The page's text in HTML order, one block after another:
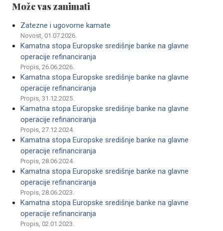
Može vas zanimati
Zatezne i ugovorne kamate
Novost, 01.07.2026.
Kamatna stopa Europske središnje banke na glavne
operacije refinanciranja
Propis, 26.06.2026.
Kamatna stopa Europske središnje banke na glavne
operacije refinanciranja
Propis, 31.12.2025.
Kamatna stopa Europske središnje banke na glavne
operacije refinanciranja
Propis, 27.12.2024.
Kamatna stopa Europske središnje banke na glavne
operacije refinanciranja
Propis, 28.06.2024.
Kamatna stopa Europske središnje banke na glavne
operacije refinanciranja
Propis, 28.06.2023.
Kamatna stopa Europske središnje banke na glavne
operacije refinanciranja
Propis, 02.01.2023.